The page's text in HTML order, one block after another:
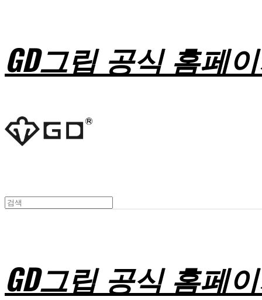
GD그립 공식 홈페
GD그립 공식 홈페